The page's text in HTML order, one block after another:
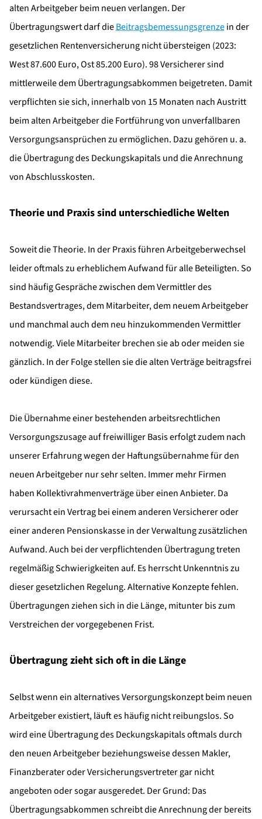
alten Arbeitgeber beim neuen verlangen. Der
Übertragungswert darf dieBeitragsbemessungsgrenzein der
gesetzlichen Rentenversicherung nicht übersteigen (2023:
West 87.600 Euro, Ost 85.200 Euro). 98 Versicherer sind
mittlerweile dem Übertragungsabkommen beigetreten. Damit
verpflichten sie sich, innerhalb von 15 Monaten nach Austritt
beim alten Arbeitgeber die Fortführung von unverfallbaren
Versorgungsansprüchen zu ermöglichen. Dazu gehören u. a.
die Übertragung des Deckungskapitals und die Anrechnung
von Abschlusskosten.
Theorie und Praxis sind unterschiedliche Welten
Soweit die Theorie. In der Praxis führen Arbeitgeberwechsel
leider oftmals zu erheblichem Aufwand für alle Beteiligten. So
sind häufig Gespräche zwischen dem Vermittler des
Bestandsvertrages, dem Mitarbeiter, dem neuem Arbeitgeber
und manchmal auch dem neu hinzukommenden Vermittler
notwendig. Viele Mitarbeiter brechen sie ab oder meiden sie
gänzlich. In der Folge stellen sie die alten Verträge beitragsfrei
oder kündigen diese.
Die Übernahme einer bestehenden arbeitsrechtlichen
Versorgungszusage auf freiwilliger Basis erfolgt zudem nach
unserer Erfahrung wegen der Haftungsübernahme für den
neuen Arbeitgeber nur sehr selten. Immer mehr Firmen
haben Kollektivrahmenverträge über einen Anbieter. Da
verursacht ein Vertrag bei einem anderen Versicherer oder
einer anderen Pensionskasse in der Verwaltung zusätzlichen
Aufwand. Auch bei der verpflichtenden Übertragung treten
regelmäßig Schwierigkeiten auf. Es herrscht Unkenntnis zu
dieser gesetzlichen Regelung. Alternative Konzepte fehlen.
Übertragungen ziehen sich in die Länge, mitunter bis zum
Verstreichen der vorgegebenen Frist.
Übertragung zieht sich oft in die Länge
Selbst wenn ein alternatives Versorgungskonzept beim neuen
Arbeitgeber existiert, läuft es häufig nicht reibungslos. So
wird eine Übertragung des Deckungskapitals oftmals durch
den neuen Arbeitgeber beziehungsweise dessen Makler,
Finanzberater oder Versicherungsvertreter gar nicht
angeboten oder sogar ausgeredet. Der Grund: Das
Übertragungsabkommen schreibt die Anrechnung der bereits